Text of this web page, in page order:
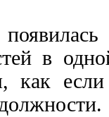
в
как